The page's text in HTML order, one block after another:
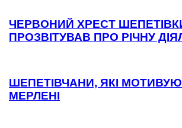
ЧЕРВОНИЙ ХРЕСТ
ПРОЗВІТУВАВ ПРО РІЧНУ
ШЕПЕТІВЧАНИ, ЯКІ
МЕРЛЕНІ